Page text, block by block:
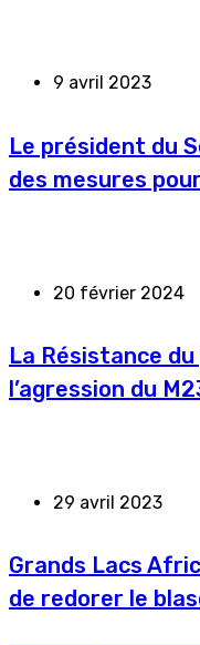
9 avril 2023
Le président du
des mesures
20 février 2024
La Résistance
l’agression du
29 avril 2023
Grands Lacs
de redorer le